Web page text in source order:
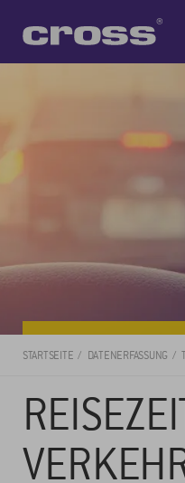
STARTSEITE DATENERFASSUNG